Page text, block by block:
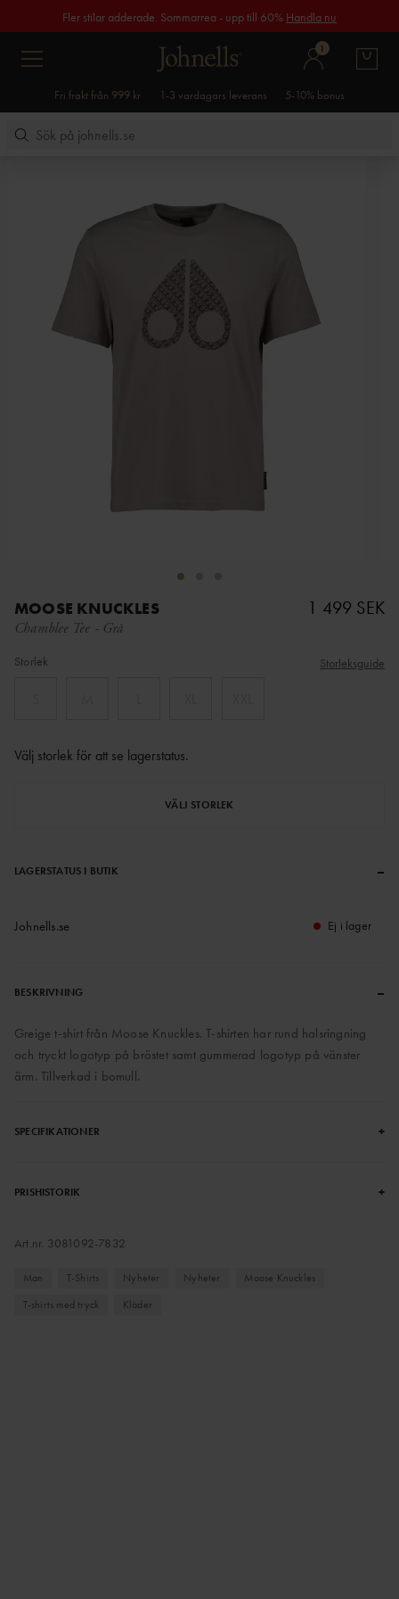
Fler stilar adderade. Sommarrea - upp till 60% Handla nu
1
Fri frakt från 999 kr 1-3 vardagars leverans 5-10% bonus
MOOSE KNUCKLES
Chamblee Tee - Grå
1 499 SEK
Storlek Storleksguide
Välj storlek för att se lagerstatus.
VÄLJ STORLEK
LAGERSTATUS I BUTIK –
Johnells.se Ej i lager
BESKRIVNING –
Greige t-shirt från Moose Knuckles. T-shirten har rund halsringning
och tryckt logotyp på bröstet samt gummerad logotyp på vänster
ärm. Tillverkad i bomull.
SPECIFIKATIONER +
PRISHISTORIK +
Art.nr. 3081092-7832
Man T-Shirts Nyheter Nyheter
Moose Knuckles
T-shirts med tryck
Kläder